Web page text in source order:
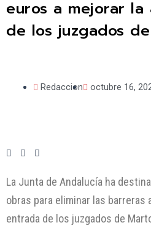
euros a mejorar la
de los juzgados
Redaccion octubre 16,
La Junta de Andalucía ha
obras para eliminar las
entrada de los juzgados de